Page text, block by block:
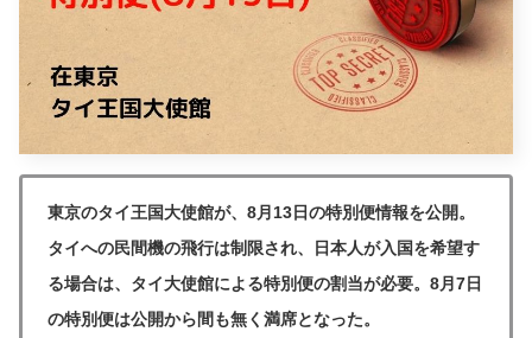
東京のタイ王国大使館が、8月13日の特別便情報を公開。
タイへの民間機の飛行は制限され、日本人が入国を希望す
る場合は、タイ大使館による特別便の割当が必要。8月7日
の特別便は公開から間も無く満席となった。